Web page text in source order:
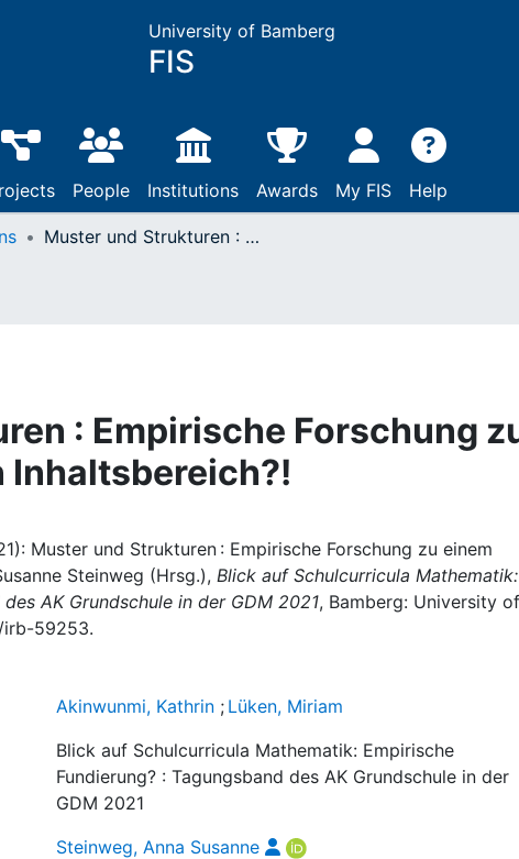
University of Bamberg
FIS
People Institutions Awards My FIS Help
Muster und Strukturen : Empirische Forschung zu einem schillernden Inhaltsbereich?!
: Empirische Forschung
Muster und Strukturen : Empirische Forschung zu einem
Steinweg (Hrsg.), Blick auf Schulcurricula Mathematik:
AK Grundschule in der GDM 2021, Bamberg: University of
irb-59253.
Akinwunmi, Kathrin ; Lüken, Miriam
Blick auf Schulcurricula Mathematik: Empirische
Fundierung? : Tagungsband des AK Grundschule in der
GDM 2021
Steinweg, Anna Susanne